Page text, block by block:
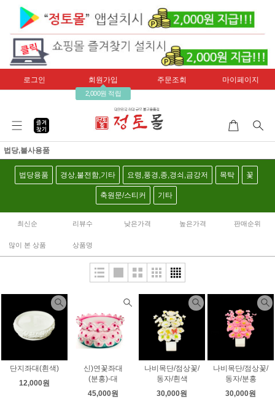
로그인 회원가입
2,000원 적립
주문조회 마이페이지
법당,불사용품
법당용품 경상,불전함,기타 요령,풍경,종,경쇠,금강저 목탁 꽃
축원문/스티커 기타
최신순 리뷰수 낮은가격 높은가격 판매순위
많이 본 상품 상품명
단지좌대(흰색)
12,000원
신)연꽃좌대
(분홍)-대
45,000원
나비목단/점상꽃/
동자/흰색
30,000원
나비목단/점상꽃/
동자/분홍
30,000원